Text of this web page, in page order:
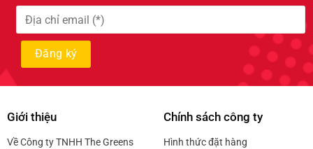
Giới thiệu
Về Công ty TNHH The Greens
Chính sách công ty
Hình thức đặt hàng